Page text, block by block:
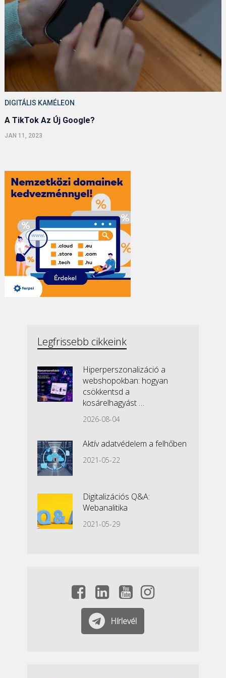
DIGITÁLIS KAMÉLEON
A TikTok Az Új Google?
JAN 11, 2023
Legfrissebb cikkeink
Hiperperszonalizáció a
webshopokban: hogyan
csökkentsd a
kosárelhagyást …
2026-08-04
Aktív adatvédelem a felhőben
2021-05-22
Digitalizációs Q&A:
Webanalitika
2021-05-29
Hírlevél